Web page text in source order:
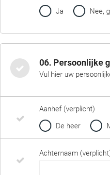
Ja Nee,
06. Persoonlijke
Vul hier uw
Aanhef (verplicht)
De heer
Achternaam